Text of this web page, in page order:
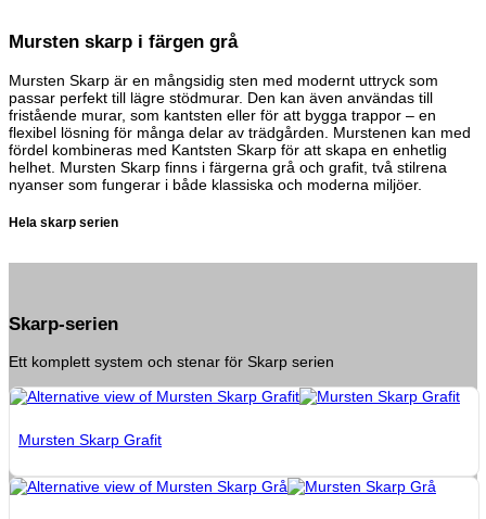
Mursten skarp i färgen grå
Mursten Skarp är en mångsidig sten med modernt uttryck som
passar perfekt till lägre stödmurar. Den kan även användas till
fristående murar, som kantsten eller för att bygga trappor – en
flexibel lösning för många delar av trädgården. Murstenen kan med
fördel kombineras med Kantsten Skarp för att skapa en enhetlig
helhet. Mursten Skarp finns i färgerna grå och grafit, två stilrena
nyanser som fungerar i både klassiska och moderna miljöer.
Hela skarp serien
Skarp-serien
Ett komplett system och stenar för Skarp serien
Mursten Skarp Grafit